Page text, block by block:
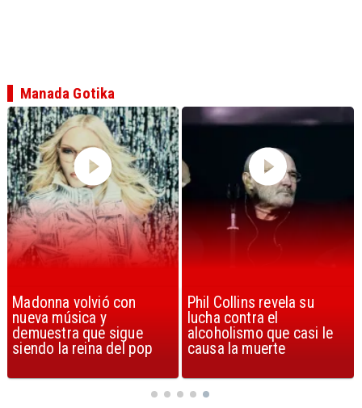
Phil Collins revela su
lucha contra el
alcoholismo que casi le
causa la muerte
U2 lanza nuevo sencillo
con estribillo en español:
Streets of Dreams
Manada Gotika